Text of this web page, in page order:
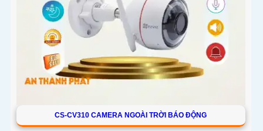
CS-CV310 CAMERA NGOÀI TRỜI BÁO ĐỘNG